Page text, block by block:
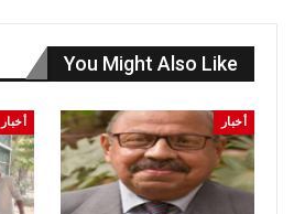
You Might Also Like
أخبار أخبار